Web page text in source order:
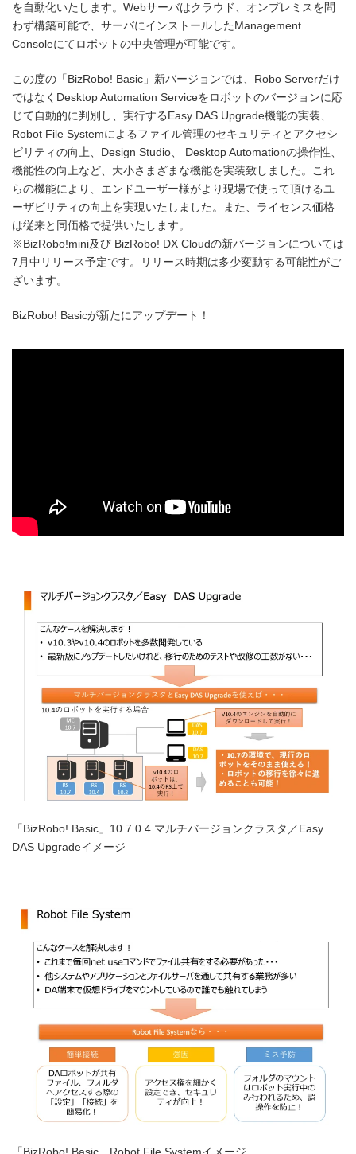
を自動化いたします。Webサーバはクラウド、オンプレミスを問
わず構築可能で、サーバにインストールしたManagement
Consoleにてロボットの中央管理が可能です。
この度の「BizRobo! Basic」新バージョンでは、Robo Serverだけ
ではなくDesktop Automation Serviceをロボットのバージョンに応
じて自動的に判別し、実行するEasy DAS Upgrade機能の実装、
Robot File Systemによるファイル管理のセキュリティとアクセシ
ビリティの向上、Design Studio、 Desktop Automationの操作性、
機能性の向上など、大小さまざまな機能を実装致しました。これ
らの機能により、エンドユーザー様がより現場で使って頂けるユ
ーザビリティの向上を実現いたしました。また、ライセンス価格
は従来と同価格で提供いたします。
※BizRobo!mini及び BizRobo! DX Cloudの新バージョンについては
7月中リリース予定です。リリース時期は多少変動する可能性がご
ざいます。
BizRobo! Basicが新たにアップデート！
「BizRobo! Basic」10.7.0.4 マルチバージョンクラスタ／Easy
DAS Upgradeイメージ